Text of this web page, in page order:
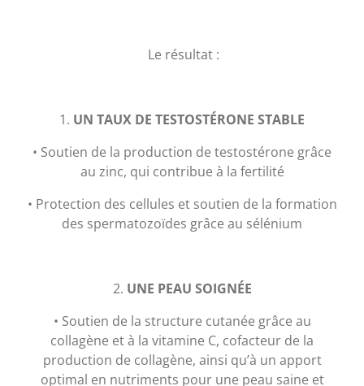
Le résultat :
1. UN TAUX DE TESTOSTÉRONE STABLE
• Soutien de la production de testostérone grâce
au zinc, qui contribue à la fertilité
• Protection des cellules et soutien de la formation
des spermatozoïdes grâce au sélénium
2. UNE PEAU SOIGNÉE
• Soutien de la structure cutanée grâce au
collagène et à la vitamine C, cofacteur de la
production de collagène, ainsi qu’à un apport
optimal en nutriments pour une peau saine et